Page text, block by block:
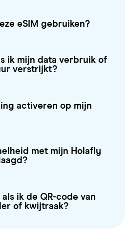
eSIM gebruiken?
ik mijn data verbruik of
verstrijkt?
activeren op mijn
met mijn Holafly
ik de QR-code van
of kwijtraak?